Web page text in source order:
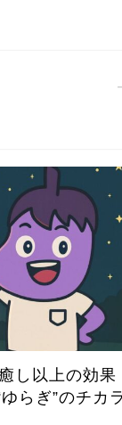
し以上の効果
らぎ”のチカラ